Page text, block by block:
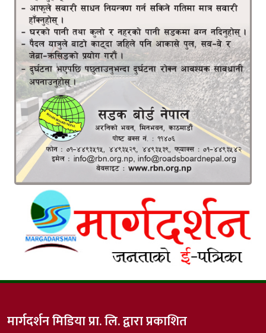
मार्गदर्शन मिडिया प्रा. लि. द्वारा प्रकाशित